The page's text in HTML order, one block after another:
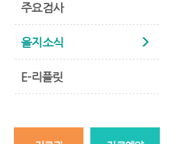
주요검사
을지소식
E-리플릿